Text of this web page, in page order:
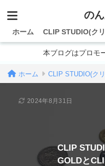
の
ホーム CLIP STUDIO(ク
本ブログはプロモ
ホーム CLIP STUDIO(ク
CLIP
GOLDと
2024年8月31日